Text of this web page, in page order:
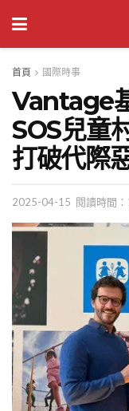
首頁 國際時事
Vantage
SOS兒童
打破代際
2025-04-15 閱讀時間